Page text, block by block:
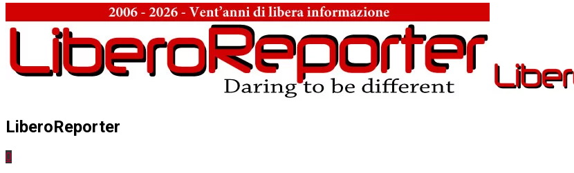
LiberoReporter
0